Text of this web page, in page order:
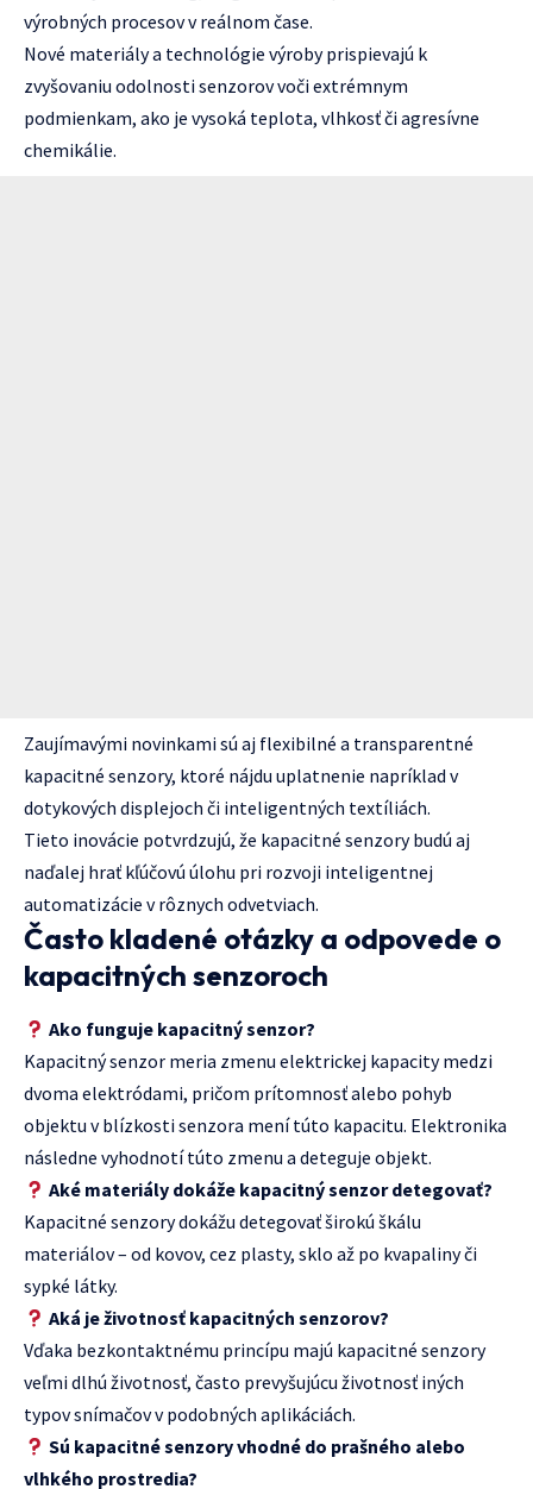
výrobných procesov v reálnom čase.
Nové materiály a technológie výroby prispievajú k
zvyšovaniu odolnosti senzorov voči extrémnym
podmienkam, ako je vysoká teplota, vlhkosť či agresívne
chemikálie.
Zaujímavými novinkami sú aj flexibilné a transparentné
kapacitné senzory, ktoré nájdu uplatnenie napríklad v
dotykových displejoch či inteligentných textíliách.
Tieto inovácie potvrdzujú, že kapacitné senzory budú aj
naďalej hrať kľúčovú úlohu pri rozvoji inteligentnej
automatizácie v rôznych odvetviach.
Často kladené otázky a odpovede o
kapacitných senzoroch
Ako funguje kapacitný senzor?
Kapacitný senzor meria zmenu elektrickej kapacity medzi
dvoma elektródami, pričom prítomnosť alebo pohyb
objektu v blízkosti senzora mení túto kapacitu. Elektronika
následne vyhodnotí túto zmenu a deteguje objekt.
Aké materiály dokáže kapacitný senzor detegovať?
Kapacitné senzory dokážu detegovať širokú škálu
materiálov – od kovov, cez plasty, sklo až po kvapaliny či
sypké látky.
Aká je životnosť kapacitných senzorov?
Vďaka bezkontaktnému princípu majú kapacitné senzory
veľmi dlhú životnosť, často prevyšujúcu životnosť iných
typov snímačov v podobných aplikáciách.
Sú kapacitné senzory vhodné do prašného alebo
vlhkého prostredia?